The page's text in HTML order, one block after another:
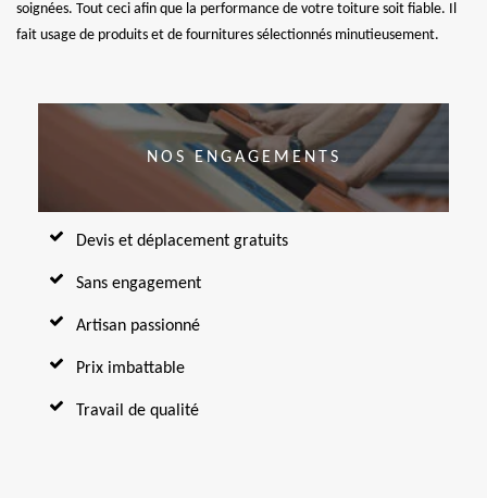
soignées. Tout ceci afin que la performance de votre toiture soit fiable. Il
fait usage de produits et de fournitures sélectionnés minutieusement.
NOS ENGAGEMENTS
Devis et déplacement gratuits
Sans engagement
Artisan passionné
Prix imbattable
Travail de qualité